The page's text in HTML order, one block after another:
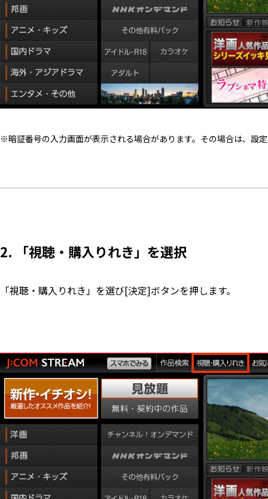
※暗証番号の入力画面が表示される場合があります。その場合は、設
2. 「視聴・購入りれき」を選択
「視聴・購入りれき」を選び[決定]ボタンを押します。